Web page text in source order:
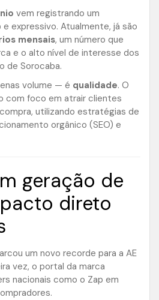
vem registrando um
expressivo. Atualmente, já são
mensais, um número que
e o alto nível de interesse dos
de Sorocaba.
volume — é qualidade. O
com foco em atrair clientes
utilizando estratégias de
orgânico (SEO) e
geração de
direto
um novo recorde para a AE
vez, o portal da marca
nacionais como o Zap em